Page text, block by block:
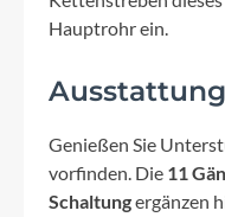
Hauptrohr ein.
Ausstattung
Genießen Sie
vorfinden. Die 11
Schaltungergänzen